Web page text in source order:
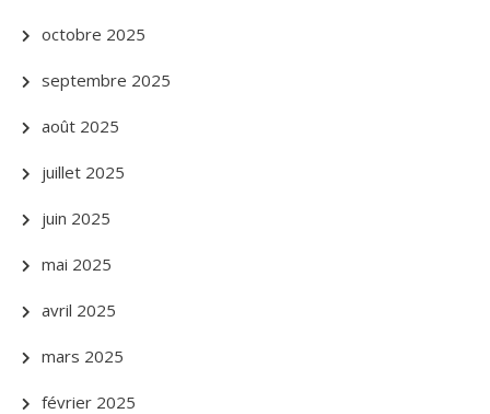
octobre 2025
septembre 2025
août 2025
juillet 2025
juin 2025
mai 2025
avril 2025
mars 2025
février 2025